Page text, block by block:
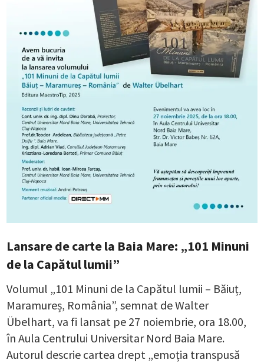
Lansare de carte la Baia Mare: „101 Minuni
de la Capătul lumii”
Volumul „101 Minuni de la Capătul lumii – Băiuț,
Maramureș, România”, semnat de Walter
Übelhart, va fi lansat pe 27 noiembrie, ora 18.00,
în Aula Centrului Universitar Nord Baia Mare.
Autorul descrie cartea drept „emoția transpusă